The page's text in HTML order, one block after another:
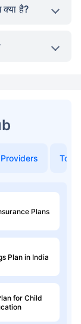
क्या है?
Top
Plans
Plan in India
for Child